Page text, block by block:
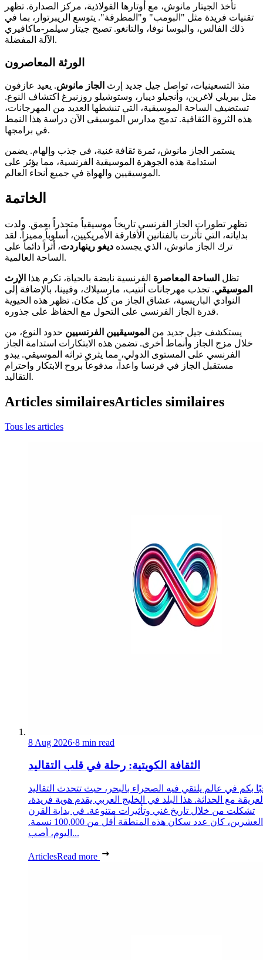
تأخذ الجيتار مانوش، مع أوتارها الفولاذية، مركز الصدارة. تظهر
تقنيات فريدة مثل "البومب" و"المطرقة". يتوسع الريبرتوار، بما في
ذلك الفالس، والبوسا نوفا، والتانغو. تصبح جيتار سيلمر-ماكافيري
الآلة المفضلة.
الورثة المعاصرون
منذ التسعينيات، تواصل جيل جديد إرث الجاز مانوش. يعيد عازفون
مثل بيريلي لاغرين، وأنجيلو ديبار، وستوشيلو روزنبرغ اكتشاف النوع.
تستضيف الساحة الموسيقية، التي تنشطها العديد من المهرجانات،
هذه الثروة الثقافية. تدمج مدارس الموسيقى الآن دراسة هذا النمط
في برامجها.
يستمر الجاز مانوش، ثمرة ثقافة غنية، في جذب وإلهام. يضمن
استدامة هذه الجوهرة الموسيقية الفرنسية، مما يؤثر على
الموسيقيين والهواة في جميع أنحاء العالم.
الخاتمة
تظهر تطورات الجاز الفرنسي تاريخاً موسيقياً متجذراً بعمق. ولدت
بداياته، التي تأثرت بالفنانين الأفارقة الأمريكيين، أسلوباً مميزاً. لقد
ترك الجاز مانوش، الذي يجسده ديغو رينهاردت، أثراً دائماً على
الساحة العالمية.
تظل الساحة المعاصرة الفرنسية نابضة بالحياة، تكرم هذا
الإرث
الموسيقي. تجذب مهرجانات أنتيب، مارسيلاك، وفيينا، بالإضافة إلى
النوادي الباريسية، عشاق الجاز من كل مكان. تظهر هذه الحيوية
قدرة الجاز الفرنسي على التحول مع الحفاظ على جذوره.
يستكشف جيل جديد من الموسيقيين الفرنسيين حدود النوع، من
خلال مزج الجاز وأنماط أخرى. تضمن هذه الابتكارات استدامة الجاز
الفرنسي على المستوى الدولي، مما يثري تراثه الموسيقي. يبدو
مستقبل الجاز في فرنسا واعداً، مدفوعاً بروح الابتكار واحترام
التقاليد.
Articles similairesArticles similaires
Tous les articles
8 Aug 2026·8 min read
الثقافة الكويتية: رحلة في قلب التقاليد
بكم في عالم يلتقي فيه الصحراء بالبحر، حيث تتحدث التقاليد
مع الحداثة. هذا البلد في الخليج العربي يقدم هوية فريدة،
تشكلت من خلال تاريخ غني وتأثيرات متنوعة. في بداية القرن
العشرين، كان عدد سكان هذه المنطقة أقل من 100,000 نسمة.
اليوم، أصب...
ArticlesRead more